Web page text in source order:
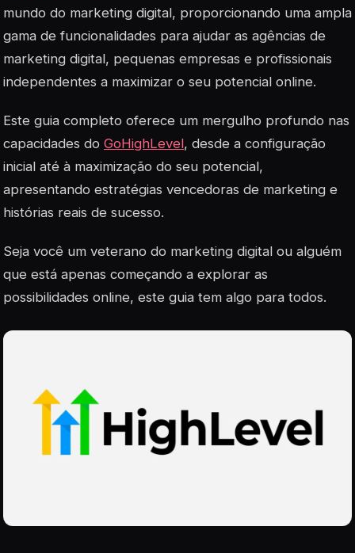
mundo do marketing digital, proporcionando uma ampla
gama de funcionalidades para ajudar as agências de
marketing digital, pequenas empresas e profissionais
independentes a maximizar o seu potencial online.
Este guia completo oferece um mergulho profundo nas
capacidades do GoHighLevel, desde a configuração
inicial até à maximização do seu potencial,
apresentando estratégias vencedoras de marketing e
histórias reais de sucesso.
Seja você um veterano do marketing digital ou alguém
que está apenas começando a explorar as
possibilidades online, este guia tem algo para todos.